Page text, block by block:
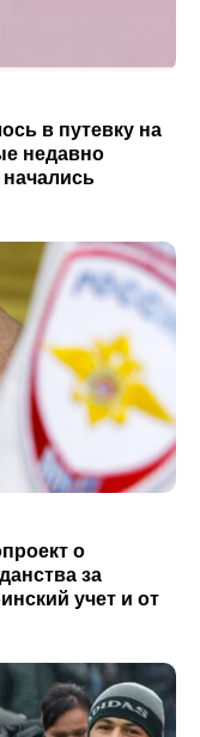
в путевку на
недавно
о
за
учет и от